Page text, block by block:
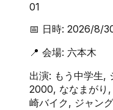
01
📅 日時: 2026/8/
📍 会場: 六本木
出演: もう中学生,
2000, ななまがり,
崎バイク, ジャン